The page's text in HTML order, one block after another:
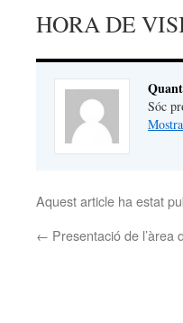
HORA DE
Sóc
Aquest article ha estat
← Presentació de l’àrea